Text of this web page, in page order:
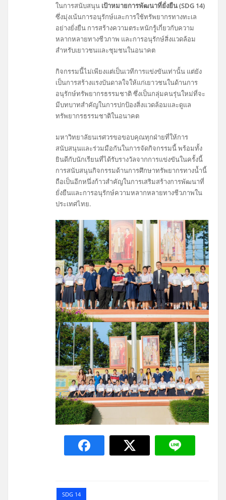
ในการสนับสนุน เป้าหมายการพัฒนาที่ยั่งยืน (SDG 14)
ซึ่งมุ่งเน้นการอนุรักษ์และการใช้ทรัพยากรทางทะเล
อย่างยั่งยืน การสร้างความตระหนักรู้เกี่ยวกับความ
หลากหลายทางชีวภาพ และการอนุรักษ์สิ่งแวดล้อม
สำหรับเยาวชนและชุมชนในอนาคต
กิจกรรมนี้ไม่เพียงแต่เป็นเวทีการแข่งขันเท่านั้น แต่ยัง
เป็นการสร้างแรงบันดาลใจให้แก่เยาวชนในด้านการ
อนุรักษ์ทรัพยากรธรรมชาติ ซึ่งเป็นกลุ่มคนรุ่นใหม่ที่จะ
มีบทบาทสำคัญในการปกป้องสิ่งแวดล้อมและดูแล
ทรัพยากรธรรมชาติในอนาคต
มหาวิทยาลัยนเรศวรขอขอบคุณทุกฝ่ายที่ให้การ
สนับสนุนและร่วมมือกันในการจัดกิจกรรมนี้ พร้อมทั้ง
ยินดีกับนักเรียนที่ได้รับรางวัลจากการแข่งขันในครั้งนี้
การสนับสนุนกิจกรรมด้านการศึกษาทรัพยากรทางน้ำนี้
ถือเป็นอีกหนึ่งก้าวสำคัญในการเสริมสร้างการพัฒนาที่
ยั่งยืนและการอนุรักษ์ความหลากหลายทางชีวภาพใน
ประเทศไทย.
SDG 14